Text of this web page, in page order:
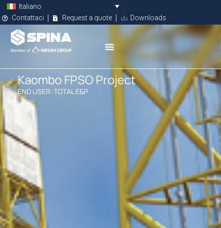
Italiano
Contattaci
Request a quote Downloads
Kaombo FPSO Project
END USER: TOTAL E&P